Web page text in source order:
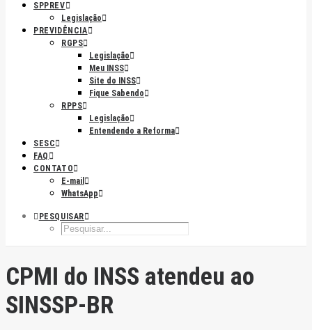
SPPREV
Legislação
PREVIDÊNCIA
RGPS
Legislação
Meu INSS
Site do INSS
Fique Sabendo
RPPS
Legislação
Entendendo a Reforma
SESC
FAQ
CONTATO
E-mail
WhatsApp
PESQUISAR
CPMI do INSS atendeu ao
SINSSP-BR